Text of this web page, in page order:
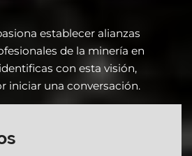
establecer alianzas
de la minería en
con esta visión,
iniciar una conversación.